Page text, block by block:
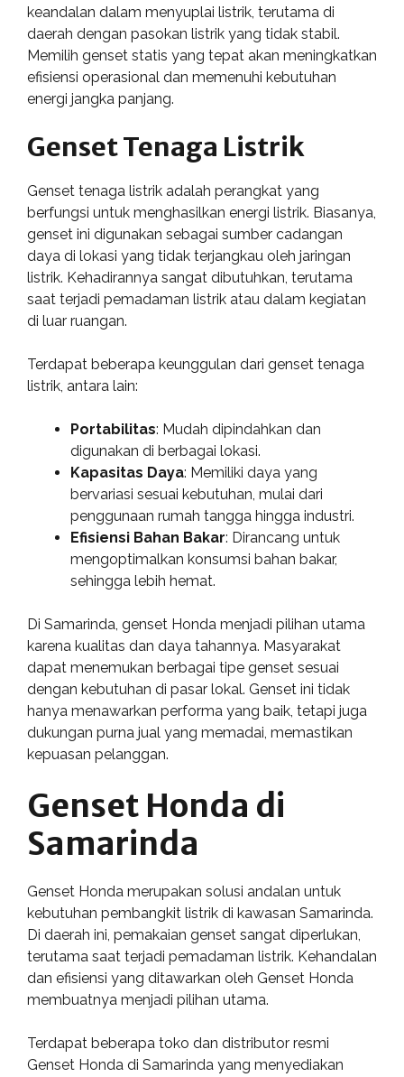
keandalan dalam menyuplai listrik, terutama di
daerah dengan pasokan listrik yang tidak stabil.
Memilih genset statis yang tepat akan meningkatkan
efisiensi operasional dan memenuhi kebutuhan
energi jangka panjang.
Genset Tenaga Listrik
Genset tenaga listrik adalah perangkat yang
berfungsi untuk menghasilkan energi listrik. Biasanya,
genset ini digunakan sebagai sumber cadangan
daya di lokasi yang tidak terjangkau oleh jaringan
listrik. Kehadirannya sangat dibutuhkan, terutama
saat terjadi pemadaman listrik atau dalam kegiatan
di luar ruangan.
Terdapat beberapa keunggulan dari genset tenaga
listrik, antara lain:
Portabilitas: Mudah dipindahkan dan
digunakan di berbagai lokasi.
Kapasitas Daya: Memiliki daya yang
bervariasi sesuai kebutuhan, mulai dari
penggunaan rumah tangga hingga industri.
Efisiensi Bahan Bakar: Dirancang untuk
mengoptimalkan konsumsi bahan bakar,
sehingga lebih hemat.
Di Samarinda, genset Honda menjadi pilihan utama
karena kualitas dan daya tahannya. Masyarakat
dapat menemukan berbagai tipe genset sesuai
dengan kebutuhan di pasar lokal. Genset ini tidak
hanya menawarkan performa yang baik, tetapi juga
dukungan purna jual yang memadai, memastikan
kepuasan pelanggan.
Genset Honda di
Samarinda
Genset Honda merupakan solusi andalan untuk
kebutuhan pembangkit listrik di kawasan Samarinda.
Di daerah ini, pemakaian genset sangat diperlukan,
terutama saat terjadi pemadaman listrik. Kehandalan
dan efisiensi yang ditawarkan oleh Genset Honda
membuatnya menjadi pilihan utama.
Terdapat beberapa toko dan distributor resmi
Genset Honda di Samarinda yang menyediakan